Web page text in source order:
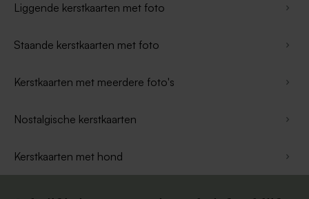
Liggende kerstkaarten met foto
Staande kerstkaarten met foto
Kerstkaarten met meerdere foto's
Nostalgische kerstkaarten
Kerstkaarten met hond